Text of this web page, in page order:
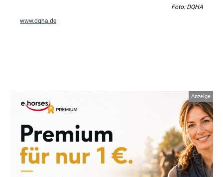
Foto: DQHA
www.dqha.de